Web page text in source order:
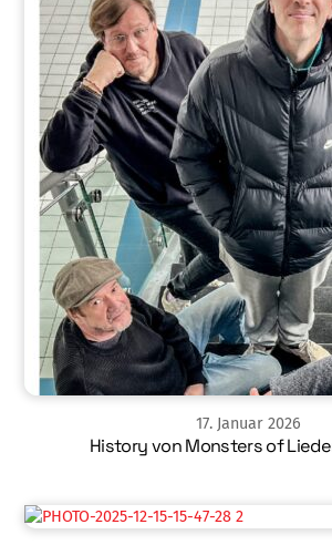
17. Januar 2026
History von Monsters of